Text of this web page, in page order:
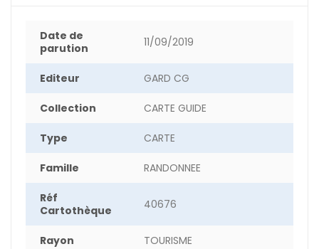
Date de
parution
11/09/2019
Editeur GARD CG
Collection CARTE GUIDE
Type CARTE
Famille RANDONNEE
Réf
Cartothèque
40676
Rayon TOURISME